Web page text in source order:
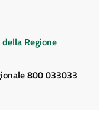
Regione
800 033033